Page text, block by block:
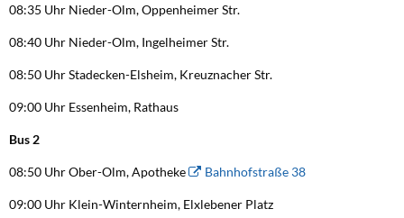
08:35 Uhr Nieder-Olm, Oppenheimer Str.
08:40 Uhr Nieder-Olm, Ingelheimer Str.
08:50 Uhr Stadecken-Elsheim, Kreuznacher Str.
09:00 Uhr Essenheim, Rathaus
Bus 2
08:50 UhrOber-Olm, Apotheke Bahnhofstraße 38
09:00 Uhr Klein-Winternheim, Elxlebener Platz